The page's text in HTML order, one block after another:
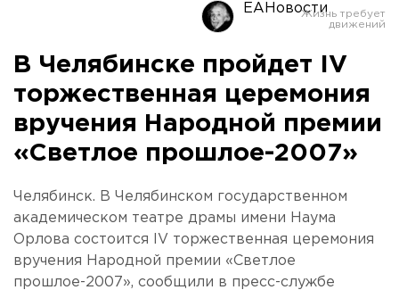
Оренбург
ЕАНовости
В Челябинске пройдет IV
торжественная церемония
вручения Народной премии
«Светлое прошлое-2007»
Челябинск. В Челябинском государственном
академическом театре драмы имени Наума
Орлова состоится IV торжественная церемония
вручения Народной премии «Светлое
прошлое-2007», сообщили в пресс-службе